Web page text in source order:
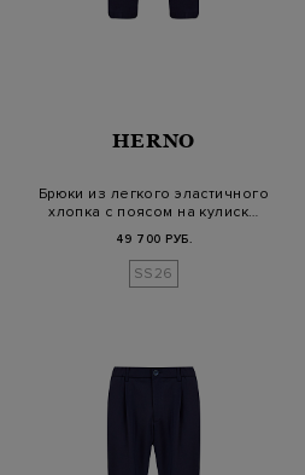
HERNO
Брюки из легкого эластичного
хлопка с поясом на кулиск…
49 700 РУБ.
SS26